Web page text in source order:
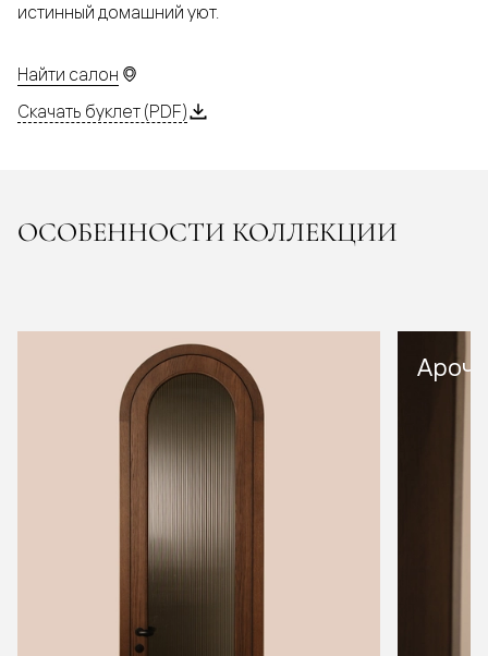
истинный домашний уют.
Найти салон
Скачать буклет (PDF)
ОСОБЕННОСТИ КОЛЛЕКЦИИ